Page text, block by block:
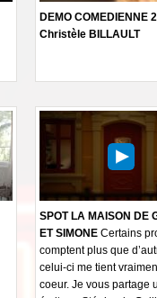
DEMO COMEDIENNE
Christèle BILLAULT
SPOT LA MAISON DE
ET SIMONECertains
comptent plus que
celui-ci me tient
coeur. Je vous partage